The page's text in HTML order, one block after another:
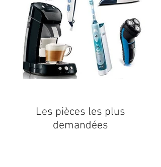
Les pièces les plus
demandées